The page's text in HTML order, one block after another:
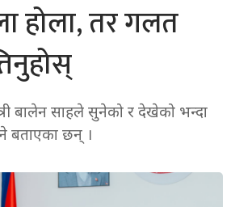
होला, तर गलत
बालेन साहले सुनेको र देखेको भन्दा
बताएका छन् ।